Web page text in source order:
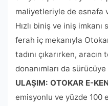
maliyetleriyle de esnafa
Hızlı biniş ve iniş imkanı
ferah iç mekanıyla
tadını çıkarırken,
donanımları da
ULAŞIM: OTOKAR E-
emisyonlu ve yüzde 100